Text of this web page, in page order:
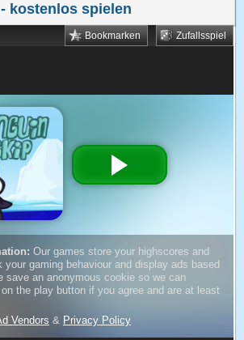
- kostenlos spielen
Zufallsspiel
Bookmarken